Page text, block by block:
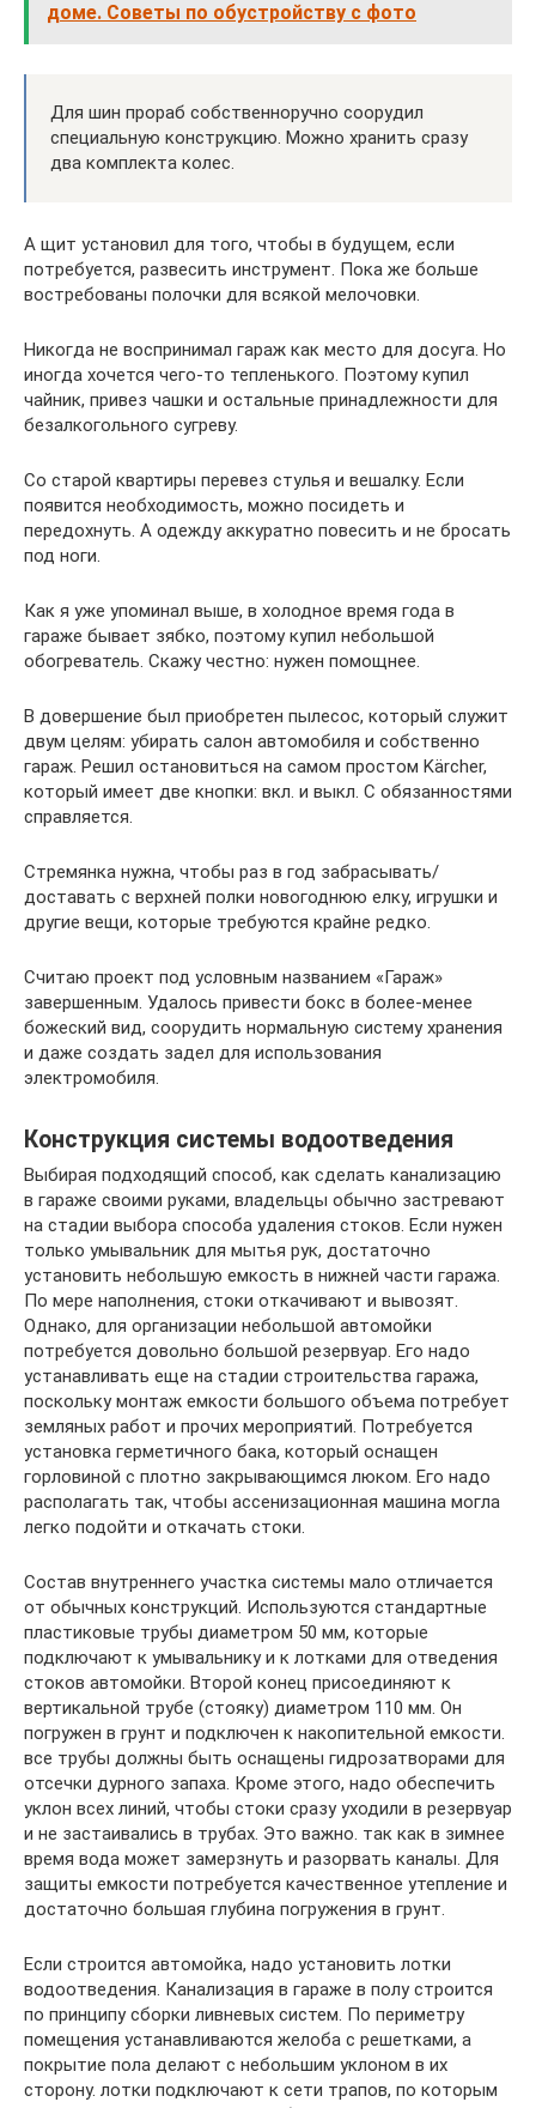
доме. Советы по обустройству с фото
Для шин прораб собственноручно соорудил
специальную конструкцию. Можно хранить сразу
два комплекта колес.
А щит установил для того, чтобы в будущем, если
потребуется, развесить инструмент. Пока же больше
востребованы полочки для всякой мелочовки.
Никогда не воспринимал гараж как место для досуга. Но
иногда хочется чего-то тепленького. Поэтому купил
чайник, привез чашки и остальные принадлежности для
безалкогольного сугреву.
Со старой квартиры перевез стулья и вешалку. Если
появится необходимость, можно посидеть и
передохнуть. А одежду аккуратно повесить и не бросать
под ноги.
Как я уже упоминал выше, в холодное время года в
гараже бывает зябко, поэтому купил небольшой
обогреватель. Скажу честно: нужен помощнее.
В довершение был приобретен пылесос, который служит
двум целям: убирать салон автомобиля и собственно
гараж. Решил остановиться на самом простом Kärcher,
который имеет две кнопки: вкл. и выкл. С обязанностями
справляется.
Стремянка нужна, чтобы раз в год забрасывать/
доставать с верхней полки новогоднюю елку, игрушки и
другие вещи, которые требуются крайне редко.
Считаю проект под условным названием «Гараж»
завершенным. Удалось привести бокс в более-менее
божеский вид, соорудить нормальную систему хранения
и даже создать задел для использования
электромобиля.
Конструкция системы водоотведения
Выбирая подходящий способ, как сделать канализацию
в гараже своими руками, владельцы обычно застревают
на стадии выбора способа удаления стоков. Если нужен
только умывальник для мытья рук, достаточно
установить небольшую емкость в нижней части гаража.
По мере наполнения, стоки откачивают и вывозят.
Однако, для организации небольшой автомойки
потребуется довольно большой резервуар. Его надо
устанавливать еще на стадии строительства гаража,
поскольку монтаж емкости большого объема потребует
земляных работ и прочих мероприятий. Потребуется
установка герметичного бака, который оснащен
горловиной с плотно закрывающимся люком. Его надо
располагать так, чтобы ассенизационная машина могла
легко подойти и откачать стоки.
Состав внутреннего участка системы мало отличается
от обычных конструкций. Используются стандартные
пластиковые трубы диаметром 50 мм, которые
подключают к умывальнику и к лотками для отведения
стоков автомойки. Второй конец присоединяют к
вертикальной трубе (стояку) диаметром 110 мм. Он
погружен в грунт и подключен к накопительной емкости.
все трубы должны быть оснащены гидрозатворами для
отсечки дурного запаха. Кроме этого, надо обеспечить
уклон всех линий, чтобы стоки сразу уходили в резервуар
и не застаивались в трубах. Это важно. так как в зимнее
время вода может замерзнуть и разорвать каналы. Для
защиты емкости потребуется качественное утепление и
достаточно большая глубина погружения в грунт.
Если строится автомойка, надо установить лотки
водоотведения. Канализация в гараже в полу строится
по принципу сборки ливневых систем. По периметру
помещения устанавливаются желоба с решетками, а
покрытие пола делают с небольшим уклоном в их
сторону. лотки подключают к сети трапов, по которым